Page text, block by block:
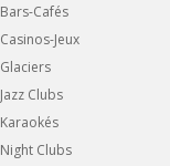
Bars-Cafés
Casinos-Jeux
Glaciers
Jazz Clubs
Karaokés
Night Clubs